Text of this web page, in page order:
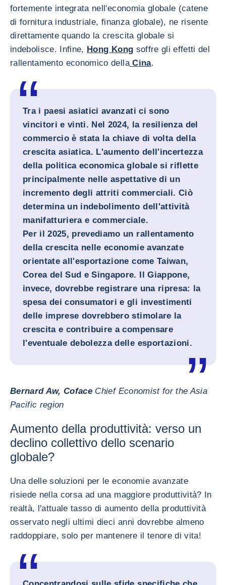
fortemente integrata nell'economia globale (catene
di fornitura industriale, finanza globale), ne risente
direttamente quando la crescita globale si
indebolisce. Infine, Hong Kong soffre gli effetti del
rallentamento economico dellaCina.
Tra i paesi asiatici avanzati ci sono
vincitori e vinti. Nel 2024, la resilienza del
commercio è stata la chiave di volta della
crescita asiatica. L'aumento dell'incertezza
della politica economica globale si riflette
principalmente nelle aspettative di un
incremento degli attriti commerciali. Ciò
determina un indebolimento dell'attività
manifatturiera e commerciale.
Per il 2025, prevediamo un rallentamento
della crescita nelle economie avanzate
orientate all'esportazione come Taiwan,
Corea del Sud e Singapore. Il Giappone,
invece, dovrebbe registrare una ripresa: la
spesa dei consumatori e gli investimenti
delle imprese dovrebbero stimolare la
crescita e contribuire a compensare
l'eventuale debolezza delle esportazioni.
Bernard Aw, Coface Chief Economist for the Asia
Pacific region
Aumento della produttività: verso un
declino collettivo dello scenario
globale?
Una delle soluzioni per le economie avanzate
risiede nella corsa ad una maggiore produttività? In
realtà, l'attuale tasso di aumento della produttività
osservato negli ultimi dieci anni dovrebbe almeno
raddoppiare, solo per mantenere il tenore di vita!